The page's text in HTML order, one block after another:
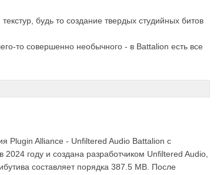
будь то создание твердых студийных битов
то совершенно необычного - в Battalion есть все
Plugin Alliance - Unfiltered Audio Battalion с
году и создана разработчиком Unfiltered Audio,
составляет порядка 387.5 MB. После